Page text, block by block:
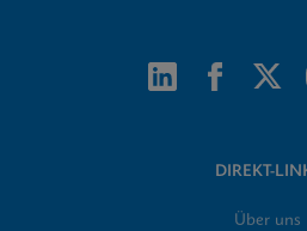
DIREKT-
Über uns